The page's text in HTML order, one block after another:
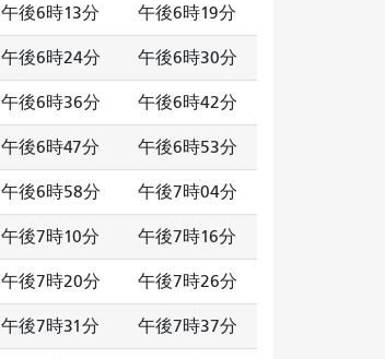
午後6時13分 午後6時19分
午後6時24分 午後6時30分
午後6時36分 午後6時42分
午後6時47分 午後6時53分
午後6時58分 午後7時04分
午後7時10分 午後7時16分
午後7時20分 午後7時26分
午後7時31分 午後7時37分